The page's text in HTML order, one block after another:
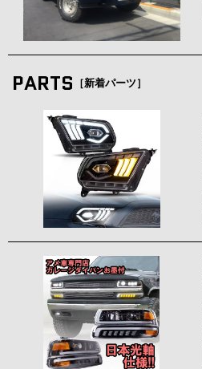
PARTS ［新着パーツ］